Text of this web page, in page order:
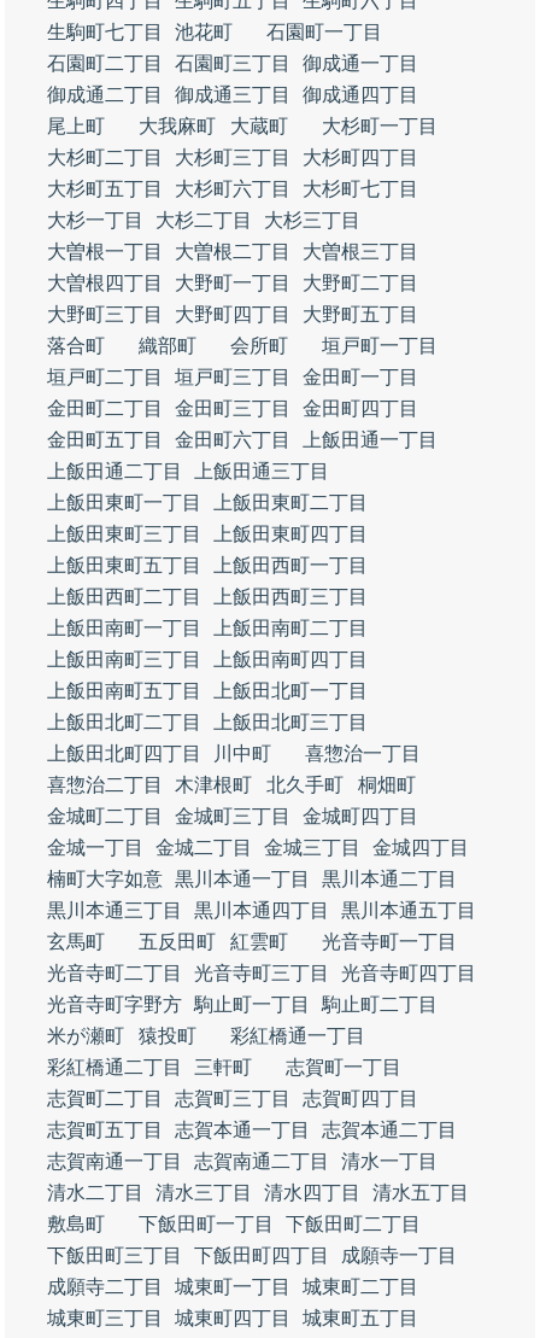
生駒町七丁目
池花町
石園町一丁目
石園町二丁目
石園町三丁目
御成通一丁目
御成通二丁目
御成通三丁目
御成通四丁目
尾上町
大我麻町 大蔵町
大杉町一丁目
大杉町二丁目
大杉町三丁目
大杉町四丁目
大杉町五丁目
大杉町六丁目
大杉町七丁目
大杉一丁目
大杉二丁目
大杉三丁目
大曽根一丁目
大曽根二丁目
大曽根三丁目
大曽根四丁目
大野町一丁目
大野町二丁目
大野町三丁目
大野町四丁目
大野町五丁目
落合町
織部町 会所町
垣戸町一丁目
垣戸町二丁目
垣戸町三丁目
金田町一丁目
金田町二丁目
金田町三丁目
金田町四丁目
金田町五丁目
金田町六丁目
上飯田通一丁目
上飯田通二丁目
上飯田通三丁目
上飯田東町一丁目
上飯田東町二丁目
上飯田東町三丁目
上飯田東町四丁目
上飯田東町五丁目
上飯田西町一丁目
上飯田西町二丁目
上飯田西町三丁目
上飯田南町一丁目
上飯田南町二丁目
上飯田南町三丁目
上飯田南町四丁目
上飯田南町五丁目
上飯田北町一丁目
上飯田北町二丁目
上飯田北町三丁目
上飯田北町四丁目
川中町
喜惣治一丁目
喜惣治二丁目
木津根町 北久手町
桐畑町
金城町二丁目
金城町三丁目
金城町四丁目
金城一丁目
金城二丁目 金城三丁目
金城四丁目
楠町大字如意 黒川本通一丁目
黒川本通二丁目
黒川本通三丁目
黒川本通四丁目
黒川本通五丁目
玄馬町
五反田町 紅雲町
光音寺町一丁目
光音寺町二丁目
光音寺町三丁目
光音寺町四丁目
光音寺町字野方 駒止町一丁目
駒止町二丁目
米が瀬町
猿投町
彩紅橋通一丁目
彩紅橋通二丁目
三軒町
志賀町一丁目
志賀町二丁目
志賀町三丁目
志賀町四丁目
志賀町五丁目
志賀本通一丁目
志賀本通二丁目
志賀南通一丁目
志賀南通二丁目
清水一丁目
清水二丁目
清水三丁目 清水四丁目
清水五丁目
敷島町
下飯田町一丁目
下飯田町二丁目
下飯田町三丁目
下飯田町四丁目
成願寺一丁目
成願寺二丁目
城東町一丁目
城東町二丁目
城東町三丁目
城東町四丁目
城東町五丁目